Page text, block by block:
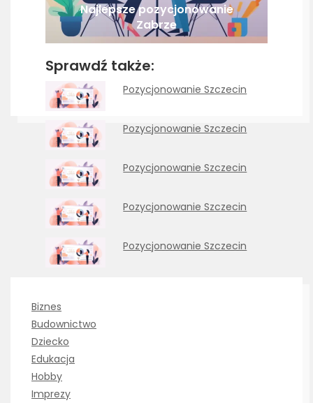
Najlepsze pozycjonowanie
Zabrze
Sprawdź także:
Pozycjonowanie Szczecin
Pozycjonowanie Szczecin
Pozycjonowanie Szczecin
Pozycjonowanie Szczecin
Pozycjonowanie Szczecin
Biznes
Budownictwo
Dziecko
Edukacja
Hobby
Imprezy